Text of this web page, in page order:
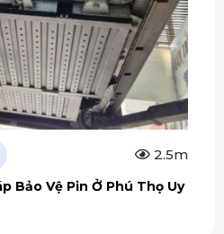
2.5m
Bảo Vệ Pin Ở Phú Thọ Uy